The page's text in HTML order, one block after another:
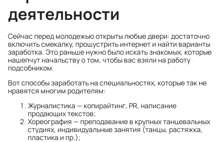
деятельности
Сейчас перед молодежью открыты любые двери: достаточно
включить смекалку, прошустрить интернет и найти варианты
заработка. Это раньше нужно было искать знакомых, которые
нашепчут начальству о том, чтобы вас взяли на работу
подсобником.
Вот способы заработать на специальностях, которые так не
нравятся многим родителям:
Журналистика — копирайтинг, PR, написание
продающих текстов;
Хореография — преподавание в крупных танцевальных
студиях, индивидуальные занятия (танцы, растяжка,
пластика и пр.);